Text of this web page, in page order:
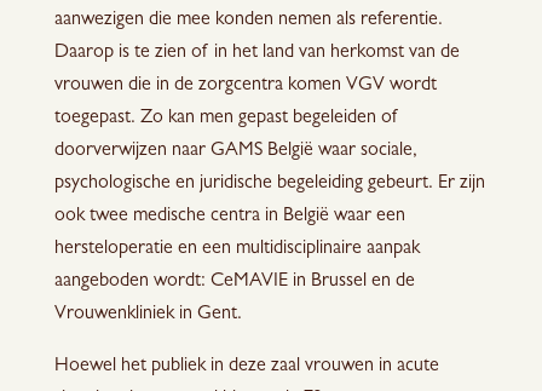
aanwezigen die mee konden nemen als referentie.
Daarop is te zien of in het land van herkomst van de
vrouwen die in de zorgcentra komen VGV wordt
toegepast. Zo kan men gepast begeleiden of
doorverwijzen naar GAMS België waar sociale,
psychologische en juridische begeleiding gebeurt. Er zijn
ook twee medische centra in België waar een
hersteloperatie en een multidisciplinaire aanpak
aangeboden wordt: CeMAVIE in Brussel en de
Vrouwenkliniek in Gent.
Hoewel het publiek in deze zaal vrouwen in acute